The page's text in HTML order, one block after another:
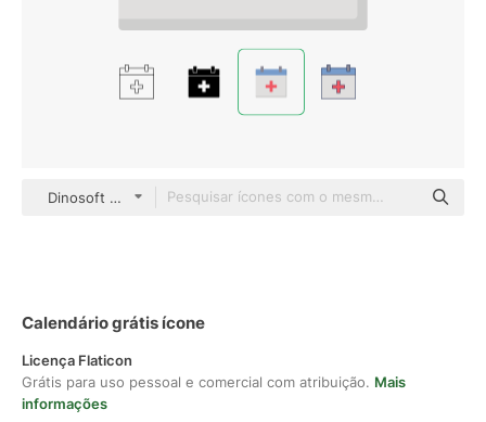
Dinosoft Flat
Calendário grátis ícone
Licença Flaticon
Grátis para uso pessoal e comercial com atribuição. Mais
informações